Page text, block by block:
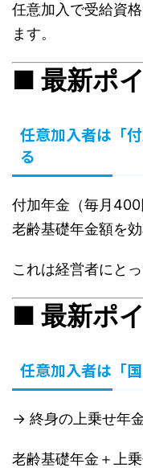
任意加入で受給資
ます。
■ 最新ポ
任意加入者は「
る
付加年金（毎月400
老齢基礎年金額を
これは経営者にと
■ 最新ポ
任意加入者は「
→ 終身の上乗せ年
老齢基礎年金＋上